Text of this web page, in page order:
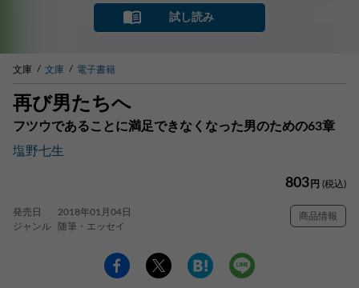
試し読み
文庫 文庫 電子書籍
再び男たちへ
フツウであることに満足できなくなった男のための63章
塩野七生
803 円 (税込)
発売日
2018年01月04日
ジャンル
随筆・エッセイ
商品情報